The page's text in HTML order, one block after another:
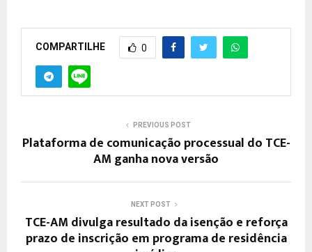
COMPARTILHE 0
PREVIOUS POST
Plataforma de comunicação processual do TCE-
AM ganha nova versão
NEXT POST
TCE-AM divulga resultado da isenção e reforça
prazo de inscrição em programa de residência